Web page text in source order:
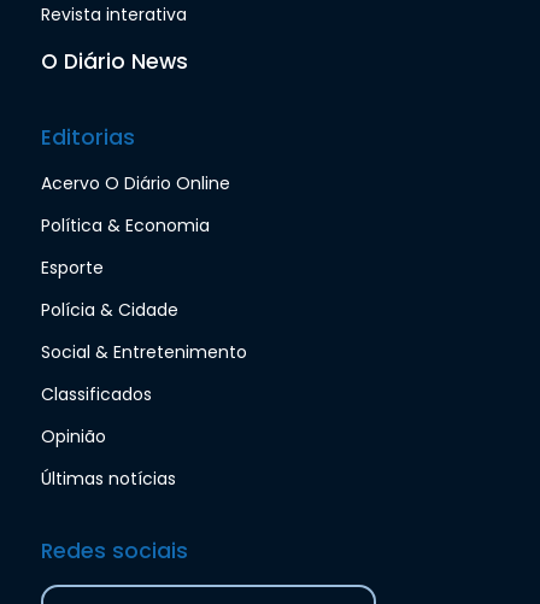
Revista interativa
O Diário News
Editorias
Acervo O Diário Online
Política & Economia
Esporte
Polícia & Cidade
Social & Entretenimento
Classificados
Opinião
Últimas notícias
Redes sociais